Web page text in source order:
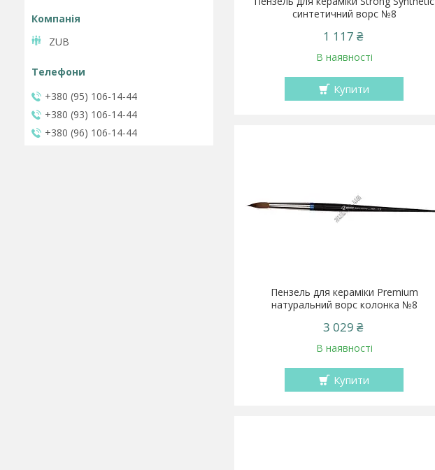
синтетичний ворс №8
1 117 ₴
В наявності
Купити
Пензель для кераміки Premium
натуральний ворс колонка №8
3 029 ₴
В наявності
Купити
ZUB
+380 (95) 106-14-44
+380 (93) 106-14-44
+380 (96) 106-14-44